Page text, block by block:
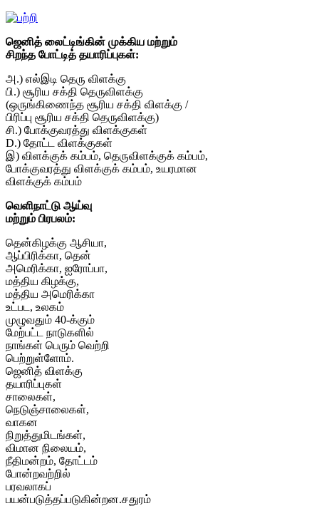
ஜெனித் லைட்டிங்கின் முக்கிய மற்றும்
சிறந்த போட்டித் தயாரிப்புகள்:
அ.) எல்இடி தெரு விளக்கு
பி.) சூரிய சக்தி தெருவிளக்கு
(ஒருங்கிணைந்த சூரிய சக்தி விளக்கு /
பிரிப்பு சூரிய சக்தி தெருவிளக்கு)
சி.) போக்குவரத்து விளக்குகள்
D.) தோட்ட விளக்குகள்
இ) விளக்குக் கம்பம், தெருவிளக்குக் கம்பம்,
போக்குவரத்து விளக்குக் கம்பம், உயரமான
விளக்குக் கம்பம்
வெளிநாட்டு ஆய்வு
மற்றும் பிரபலம்:
தென்கிழக்கு ஆசியா,
ஆப்பிரிக்கா, தென்
அமெரிக்கா, ஐரோப்பா,
மத்திய கிழக்கு,
மத்திய அமெரிக்கா
உட்பட, உலகம்
முழுவதும் 40-க்கும்
மேற்பட்ட நாடுகளில்
நாங்கள் பெரும் வெற்றி
பெற்றுள்ளோம்.
ஜெனித் விளக்கு
தயாரிப்புகள்
சாலைகள்,
நெடுஞ்சாலைகள்,
வாகன
நிறுத்துமிடங்கள்,
விமான நிலையம்,
நீதிமன்றம், தோட்டம்
போன்றவற்றில்
பரவலாகப்
பயன்படுத்தப்படுகின்றன.சதுரம்